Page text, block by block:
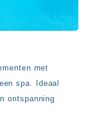
met
spa. Ideaal
ontspanning